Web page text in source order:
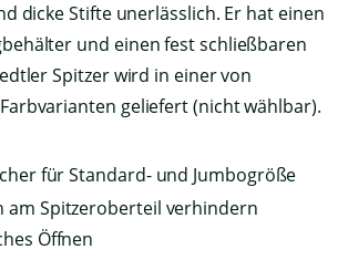
dicke Stifte unerlässlich. Er hat einen
und einen fest schließbaren
Spitzer wird in einer von
geliefert (nicht wählbar).
für Standard- und Jumbogröße
am Spitzeroberteil verhindern
Öffnen